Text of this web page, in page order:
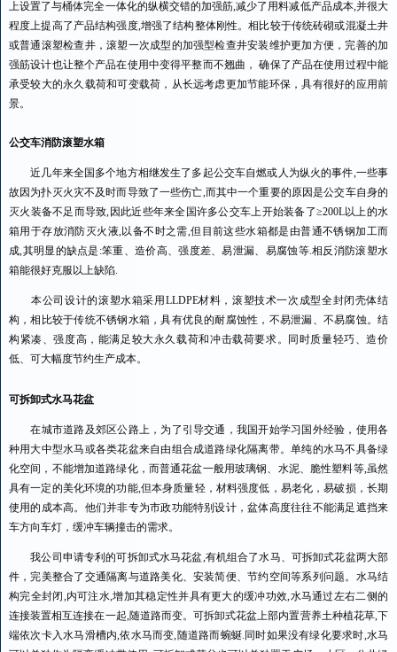
上设置了与桶体完全一体化的纵横交错的加强筋,减少了用料减低产品成本,并很大
程度上提高了产品结构强度,增强了结构整体刚性。相比较于传统砖砌或混凝土井
或普通滚塑检查井，滚塑一次成型的加强型检查井安装维护更加方便，完善的加
强筋设计也让整个产品在使用中变得平整而不翘曲， 确保了产品在使用过程中能
承受较大的永久载荷和可变载荷，从长远考虑更加节能环保，具有很好的应用前
景。
公交车消防滚塑水箱
近几年来全国多个地方相继发生了多起公交车自燃或人为纵火的事件,一些事
故因为扑灭火灾不及时而导致了一些伤亡,而其中一个重要的原因是公交车自身的
灭火装备不足而导致,因此近些年来全国许多公交车上开始装备了≥200L以上的水
箱用于存放消防灭火液,以备不时之需,但目前这些水箱都是由普通不锈钢加工而
成,其明显的缺点是:笨重、造价高、强度差、易泄漏、易腐蚀等.相反消防滚塑水
箱能很好克服以上缺陷.
本公司设计的滚塑水箱采用LLDPE材料，滚塑技术一次成型全封闭壳体结
构，相比较于传统不锈钢水箱，具有优良的耐腐蚀性，不易泄漏、不易腐蚀。结
构紧凑、强度高，能满足较大永久载荷和冲击载荷要求。同时质量轻巧、造价
低、可大幅度节约生产成本。
可拆卸式水马花盆
在城市道路及郊区公路上，为了引导交通，我国开始学习国外经验，使用各
种用大中型水马或各类花盆来自由组合成道路绿化隔离带。单纯的水马不具备绿
化空间，不能增加道路绿化，而普通花盆一般用玻璃钢、水泥、脆性塑料等,虽然
具有一定的美化环境的功能,但本身质量轻，材料强度低，易老化，易破损，长期
使用的成本高。他们并非专为市政功能特别设计，盆体高度往往不能满足遮挡来
车方向车灯，缓冲车辆撞击的需求。
我公司申请专利的可拆卸式水马花盆,有机组合了水马、可拆卸式花盆两大部
件，完美整合了交通隔离与道路美化、安装简便、节约空间等系列问题。水马结
构完全封闭,内可注水,增加其稳定性并具有更大的缓冲功效,水马通过左右二侧的
连接装置相互连接在一起,随道路而变。可拆卸式花盆上部内置营养土种植花草,下
端依次卡入水马滑槽内,依水马而变,随道路而蜿蜒.同时如果没有绿化要求时,水马